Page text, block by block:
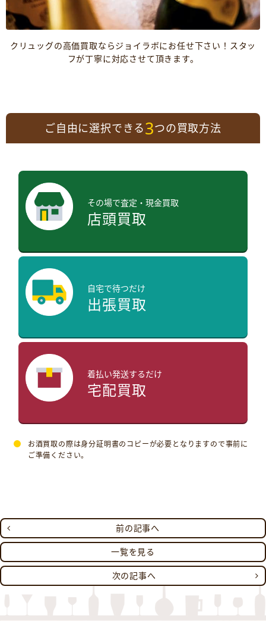
クリュッグの高価買取ならジョイラボにお任せ下さい！スタッ
フが丁寧に対応させて頂きます。
ご自由に選択できる3つの買取方法
その場で査定・現金買取
店頭買取
自宅で待つだけ
出張買取
着払い発送するだけ
宅配買取
お酒買取の際は身分証明書のコピーが必要となりますので事前に
ご準備ください。
前の記事へ
一覧を見る
次の記事へ